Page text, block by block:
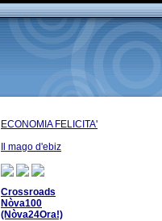
ECONOMIA FELICITA'
Il mago d'ebiz
Crossroads
Nòva100
(Nòva24Ora!)